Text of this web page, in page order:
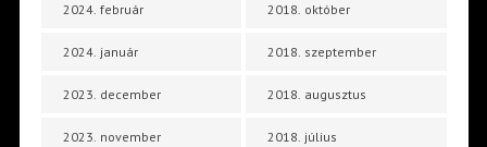
2024. február
2024. január
2023. december
2023. november
2018. október
2018. szeptember
2018. augusztus
2018. július